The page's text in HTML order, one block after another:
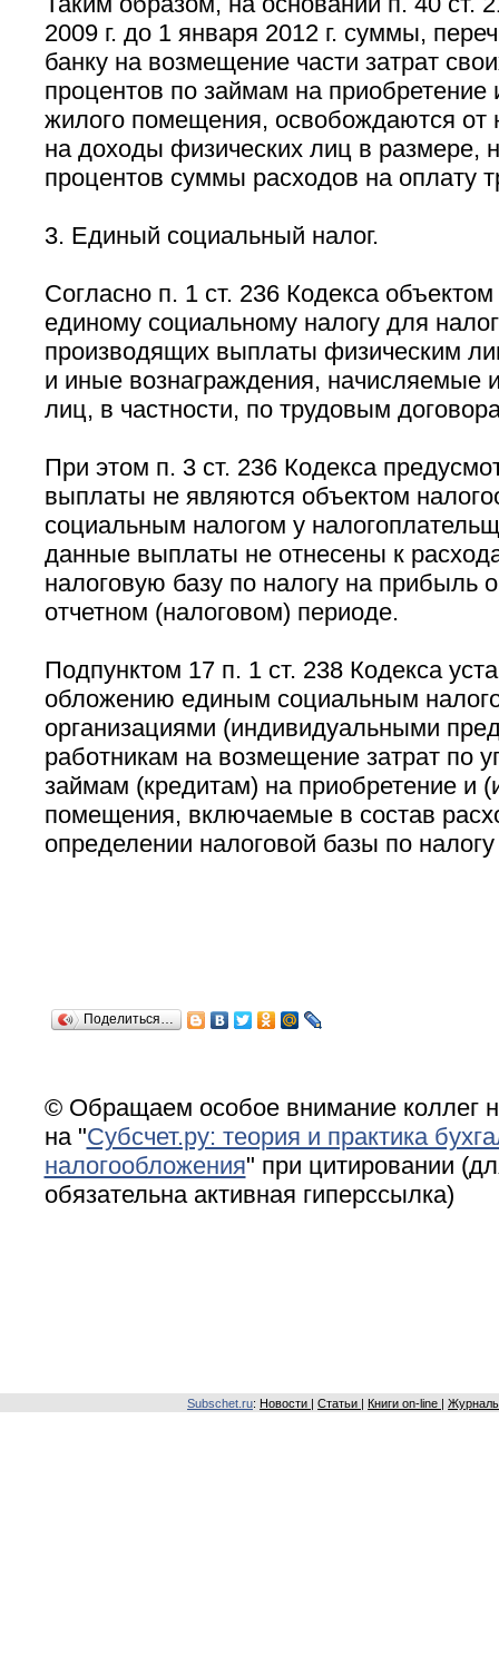
2009 г. до 1 января 2012 г. суммы,
банку на возмещение части затрат
процентов по займам на приобретение
жилого помещения, освобождаются от
на доходы физических лиц в
процентов суммы расходов на оплату
3. Единый социальный налог.
Согласно п. 1 ст. 236 Кодекса
единому социальному налогу для
производящих выплаты физическим
и иные вознаграждения, начисляемые
лиц, в частности, по трудовым
При этом п. 3 ст. 236 Кодекса
выплаты не являются объектом
социальным налогом у
данные выплаты не отнесены к
налоговую базу по налогу на прибыль
отчетном (налоговом) периоде.
Подпунктом 17 п. 1 ст. 238 Кодекса
обложению единым социальным
организациями (индивидуальными
работникам на возмещение затрат по
займам (кредитам) на приобретение и
помещения, включаемые в состав
определении налоговой базы по
Поделиться…
© Обращаем особое внимание коллег
на "Субсчет.ру: теория и практика
налогообложения" при цитировании
обязательна активная гиперссылка)
Subschet.ru: Новости Статьи Книги on-line